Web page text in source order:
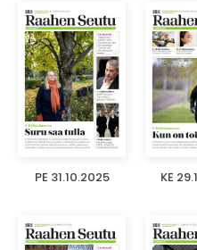
PE 31.10.2025 KE